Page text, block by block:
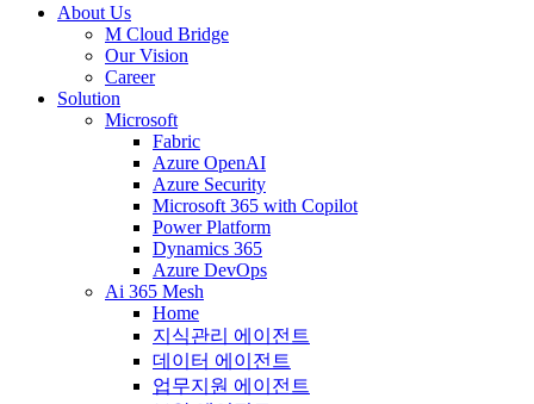
About Us
M Cloud Bridge
Our Vision
Career
Solution
Microsoft
Fabric
Azure OpenAI
Azure Security
Microsoft 365 with Copilot
Power Platform
Dynamics 365
Azure DevOps
Ai 365 Mesh
Home
지식관리 에이전트
데이터 에이전트
업무지원 에이전트